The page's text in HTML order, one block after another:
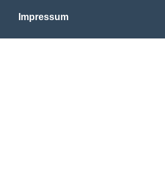
Impressum